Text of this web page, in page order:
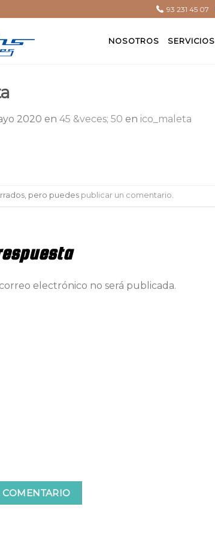
93 231 45 07
NOSOTROS SERVICIOS
2020 en 45 &veces; 50 en ico_maleta
pero puedes publicar un comentario
electrónico no será publicada.